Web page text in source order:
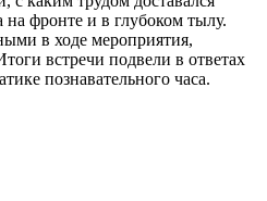
на фронте и в глубоком тылу.
в ходе мероприятия,
встречи подвели в ответах
познавательного часа.